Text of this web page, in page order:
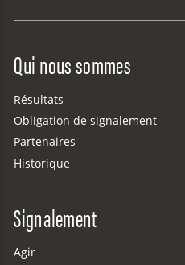
Site Menu
Qui nous sommes
Résultats
Obligation de signalement
Partenaires
Historique
Signalement
Agir